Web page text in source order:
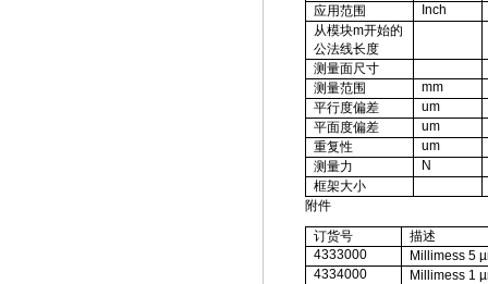
应用范围
Inch
从模块m开始的
公法线长度
测量面尺寸
测量范围
mm
平行度偏差
um
平面度偏差
um
重复性
um
测量力
N
框架大小
附件
订货号
描述
4333000
Millimess 5
4334000
Millimess 1